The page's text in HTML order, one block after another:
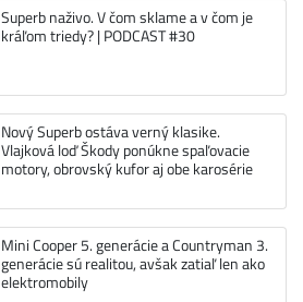
Superb naživo. V čom sklame a v čom je
kráľom triedy? | PODCAST #30
Nový Superb ostáva verný klasike.
Vlajková loď Škody ponúkne spaľovacie
motory, obrovský kufor aj obe karosérie
Mini Cooper 5. generácie a Countryman 3.
generácie sú realitou, avšak zatiaľ len ako
elektromobily